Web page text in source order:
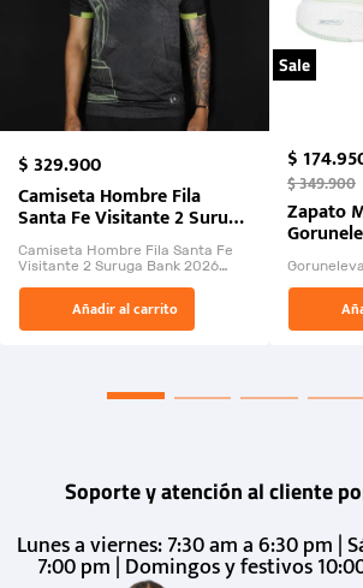
$329.900
Camiseta Hombre Fila
Santa Fe Visitante 2 Suruga
Bank 2026
Camiseta Hombre Fila Santa Fe
Visitante 2 Suruga Bank 2026
El Rugido del Sol Naciente:
“Primeros para la Et...
Añadir al carrito
Sale
$174.
$349.900
Zapato
Soporte y atención al cliente
Lunes a viernes: 7:30 am a 6:30 pm |
7:00 pm | Domingos y festivos